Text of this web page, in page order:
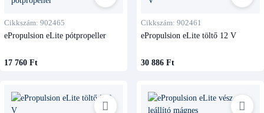
Cikkszám: 902465
ePropulsion eLite pótpropeller
17 760 Ft
Cikkszám: 902461
ePropulsion eLite töltő 12 V
30 886 Ft